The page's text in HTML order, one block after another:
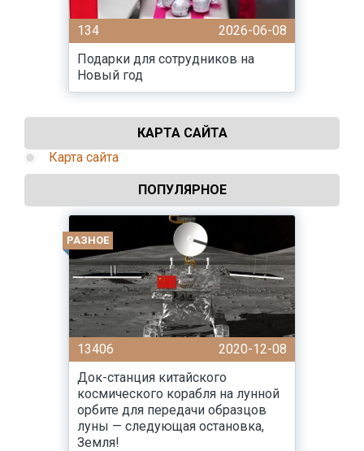
134
2026-06-08
Подарки для сотрудников на
Новый год
КАРТА САЙТА
Карта сайта
ПОПУЛЯРНОЕ
РАЗНОЕ
13406
2020-12-08
Док-станция китайского
космического корабля на лунной
орбите для передачи образцов
луны — следующая остановка,
Земля!